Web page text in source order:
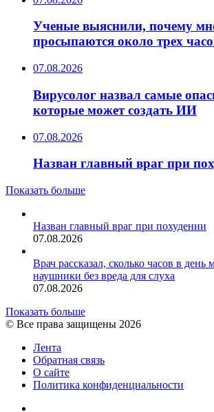
Ученые выяснили, почему
просыпаются около трех
07.08.2026
Вирусолог назвал самые
которые может создать ИИ
07.08.2026
Назван главный враг при
Показать больше
Назван главный враг при похудении
07.08.2026
Врач рассказал, сколько часов в день
наушники без вреда для слуха
07.08.2026
Показать больше
© Все права защищены 2026
Лента
Обратная связь
О сайте
Политика конфиденциальности